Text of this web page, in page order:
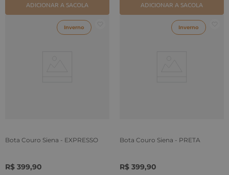
ADICIONAR A SACOLA ADICIONAR A SACOLA
Inverno
Bota Couro Siena - EXPRESSO
R$ 399,90
Inverno
Bota Couro Siena - PRETA
R$ 399,90